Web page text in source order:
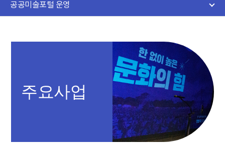
공공미술포털 운영
주요사업